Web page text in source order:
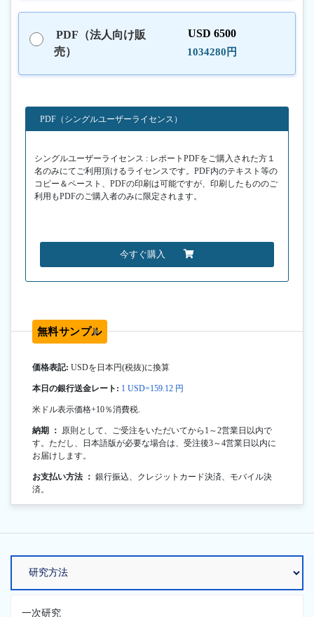
PDF（法人向け販
売）
USD 6500
1034280円
PDF（シングルユーザーライセンス）
シングルユーザーライセンス : レポートPDFをご購入された方１
名のみにてご利用頂けるライセンスです。PDF内のテキスト等の
コピー＆ペースト、PDFの印刷は可能ですが、印刷したもののご
利用もPDFのご購入者のみに限定されます。
今すぐ購入
無料サンプル
価格表記: USDを日本円(税抜)に換算
本日の銀行送金レート: 1 USD=159.12 円
米ドル表示価格+10％消費税.
納期 ： 原則として、ご受注をいただいてから1～2営業日以内で
す。ただし、日本語版が必要な場合は、受注後3～4営業日以内に
お届けします。
お支払い方法 ： 銀行振込、クレジットカード決済、モバイル決
済。
一次研究